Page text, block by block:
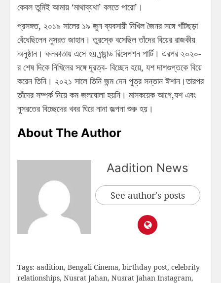
কেবল তুমিই আমায় ‘মাথাব্যথা’ বলতে পারো’।
প্রসঙ্গত, ২০১৯ সালের ১৯ জুন ব্যবসায়ী নিখিল জৈনর সঙ্গে গাঁটছড়া
বেঁধেছিলেন নুসরত জাহান। তুরস্কে বসেছিল তাঁদের বিয়ের রাজকীয়
অনুষ্ঠান। কলকাতায় এসে হয় গ্র্যান্ড রিসেপশন পার্টি। এরপর ২০২০-
র শেষ দিকে নিখিলের সঙ্গে দূরত্ব- বিচ্ছেদ হয়ে, যশ দাশগুপ্তকে বিয়ে
করেন তিনি। ২০২১ সালে তিনি জন্ম দেন পুত্র সন্তান ঈশান।তারপর
তাঁদের সম্পর্ক নিয়ে কম জলঘোলা হয়নি। মাসকয়েক আগে,যশ এবং
নুসরতের বিচ্ছেদের খবর ঘিরে নানা জল্পনা শুরু হয়।
About The Author
Aadition News
See author's posts
Tags: aadition, Bengali Cinema, birthday post, celebrity
relationships, Nusrat Jahan, Nusrat Jahan Instagram,